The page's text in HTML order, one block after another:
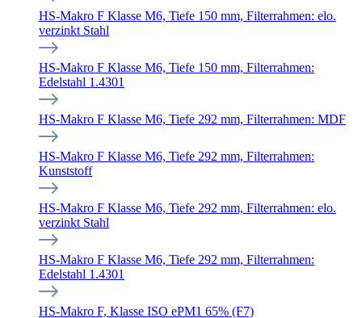
HS-Makro F Klasse M6, Tiefe 150 mm, Filterrahmen: elo.
verzinkt Stahl
HS-Makro F Klasse M6, Tiefe 150 mm, Filterrahmen:
Edelstahl 1.4301
HS-Makro F Klasse M6, Tiefe 292 mm, Filterrahmen: MDF
HS-Makro F Klasse M6, Tiefe 292 mm, Filterrahmen:
Kunststoff
HS-Makro F Klasse M6, Tiefe 292 mm, Filterrahmen: elo.
verzinkt Stahl
HS-Makro F Klasse M6, Tiefe 292 mm, Filterrahmen:
Edelstahl 1.4301
HS-Makro F, Klasse ISO ePM1 65% (F7)